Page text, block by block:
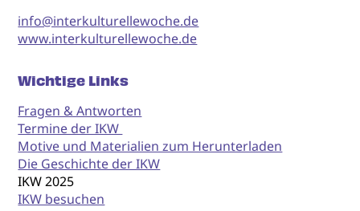
info@interkulturellewoche.de
www.interkulturellewoche.de
Wichtige Links
Fragen & Antworten
Termine der IKW
Motive und Materialien zum Herunterladen
Die Geschichte der IKW
IKW 2025
IKW besuchen